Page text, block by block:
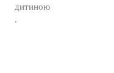
дитиною
.